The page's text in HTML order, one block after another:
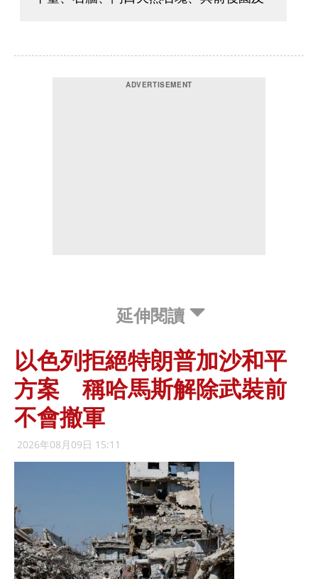
延伸閱讀
以色列拒絕特朗普加沙和平
方案 稱哈馬斯解除武裝前
不會撤軍
2026年08月09日 15:11